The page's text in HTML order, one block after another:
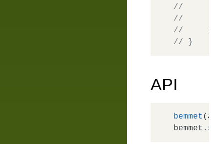
//
//
//     ]
// }
API
bemmet
bemmet.